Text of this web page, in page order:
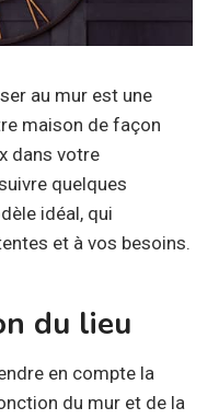
au mur est une
maison de façon
dans votre
quelques
idéal, qui
et à vos besoins.
du lieu
en compte la
du mur et de la